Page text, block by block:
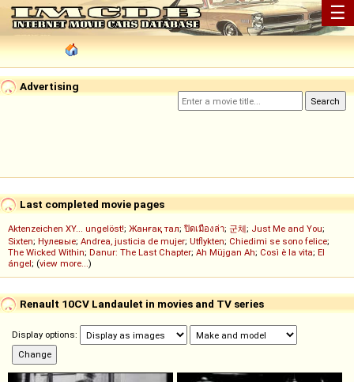
☰
Advertising
Last completed movie pages
Aktenzeichen XY... ungelöst!; Жанғақ тал; ปิดเมืองล่า; 군체; Just Me and You;
Sixten; Нулевые; Andrea, justicia de mujer; Utflykten; Chiedimi se sono felice;
The Wicked Within; Danur: The Last Chapter; Ah Müjgan Ah; Così è la vita; El
ángel; (view more...)
Renault 10CV Landaulet in movies and TV series
Display options: